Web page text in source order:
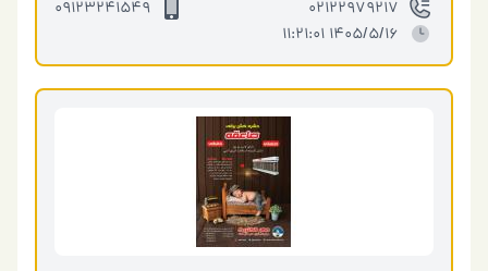
02122979217
09123241549
1405/5/16 11:21:01